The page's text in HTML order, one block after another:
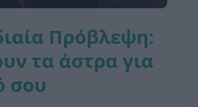
Πρόβλεψη:
τα άστρα για
σου